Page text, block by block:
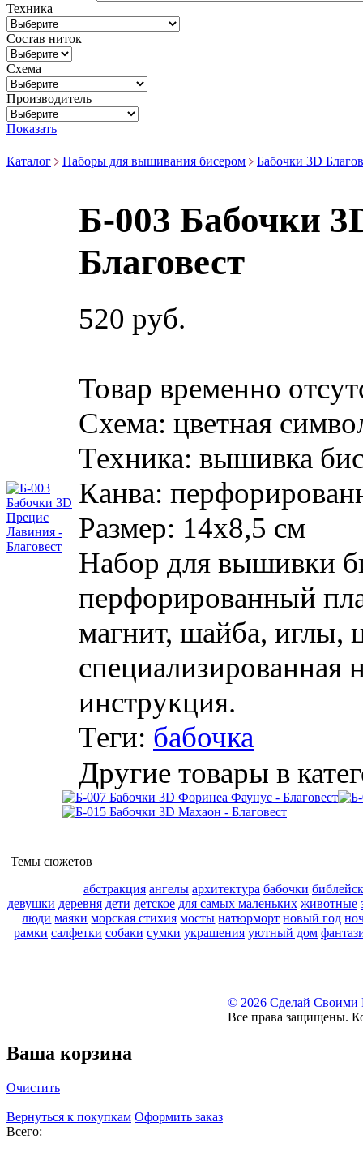
Техника
Состав ниток
Схема
Производитель
Показать
Каталог Наборы для вышивания бисером Бабочки 3D
Б-003 Бабочки
Благовест
520 руб.
Товар временно
Схема: цветная
Техника: вышивка
Канва:
Размер: 14х8,5 см
Набор для вышивки
перфорированный
магнит, шайба, иглы,
специализированная
инструкция.
Теги: бабочка
Другие товары в
Темы сюжетов
абстракция ангелы архитектура бабочки
девушки деревня дети детское для самых маленьких животные
люди маяки морская стихия мосты натюрморт новый год
рамки салфетки собаки сумки украшения уютный дом
© 2026 Сделай Своими
Все права защищены.
Ваша корзина
Очистить
Вернуться к покупкам Оформить заказ
Всего: